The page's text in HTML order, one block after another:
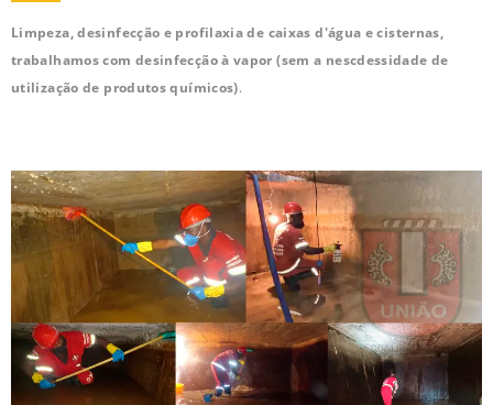
Limpeza, desinfecção e profilaxia de caixas d'água e cisternas,
trabalhamos com desinfecção à vapor (sem a nescdessidade de
utilização de produtos químicos).